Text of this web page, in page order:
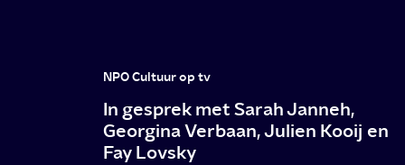
NPO Cultuur op tv
In gesprek met Sarah Janneh,
Georgina Verbaan, Julien Kooij en
Fay Lovsky